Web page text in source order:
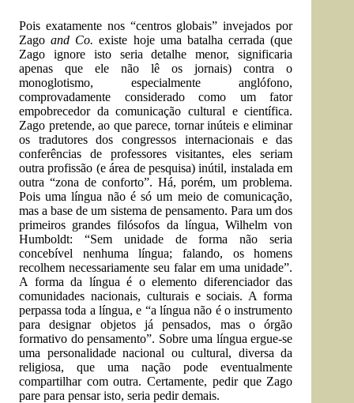
Pois exatamente nos “centros globais” invejados por
Zagoand Co. existe hoje uma batalha cerrada (que
Zago ignore isto seria detalhe menor, significaria
apenas que ele não lê os jornais) contra o
monoglotismo, especialmente anglófono,
comprovadamente considerado como um fator
empobrecedor da comunicação cultural e científica.
Zago pretende, ao que parece, tornar inúteis e eliminar
os tradutores dos congressos internacionais e das
conferências de professores visitantes, eles seriam
outra profissão (e área de pesquisa) inútil, instalada em
outra “zona de conforto”. Há, porém, um problema.
Pois uma língua não é só um meio de comunicação,
mas a base de um sistema de pensamento. Para um dos
primeiros grandes filósofos da língua, Wilhelm von
Humboldt: “Sem unidade de forma não seria
concebível nenhuma língua; falando, os homens
recolhem necessariamente seu falar em uma unidade”.
A forma da língua é o elemento diferenciador das
comunidades nacionais, culturais e sociais. A forma
perpassa toda a língua, e “a língua não é o instrumento
para designar objetos já pensados, mas o órgão
formativo do pensamento”. Sobre uma língua ergue-se
uma personalidade nacional ou cultural, diversa da
religiosa, que uma nação pode eventualmente
compartilhar com outra. Certamente, pedir que Zago
pare para pensar isto, seria pedir demais.